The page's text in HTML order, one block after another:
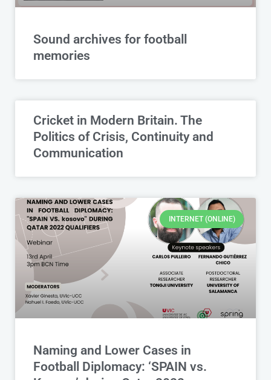
Sound archives for football
memories
Cricket in Modern Britain. The
Politics of Crisis, Continuity and
Communication
INTERNET (ONLINE)
Naming and Lower Cases in
Football Diplomacy: ‘SPAIN vs.